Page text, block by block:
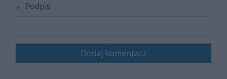
Podpis
Dodaj komentarz